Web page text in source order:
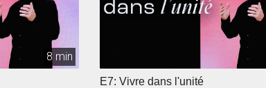
8 min
E7: Vivre dans l'unité